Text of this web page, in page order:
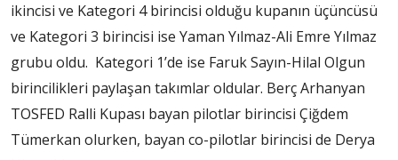
ikincisi ve Kategori 4 birincisi olduğu kupanın üçüncüsü
ve Kategori 3 birincisi ise Yaman Yılmaz-Ali Emre Yılmaz
grubu oldu. Kategori 1’de ise Faruk Sayın-Hilal Olgun
birincilikleri paylaşan takımlar oldular. Berç Arhanyan
TOSFED Ralli Kupası bayan pilotlar birincisi Çiğdem
Tümerkan olurken, bayan co-pilotlar birincisi de Derya